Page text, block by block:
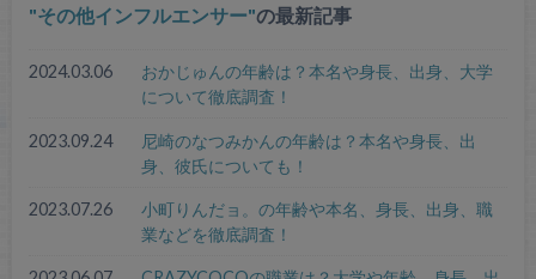
その他インフルエンサー の最新記事
2024.03.06
おかじゅんの年齢は？本名や身長、出身、大学
について徹底調査！
2023.09.24
尼崎のなつみかんの年齢は？本名や身長、出
身、彼氏についても！
2023.07.26
小町りんだョ。の年齢や本名、身長、出身、職
業などを徹底調査！